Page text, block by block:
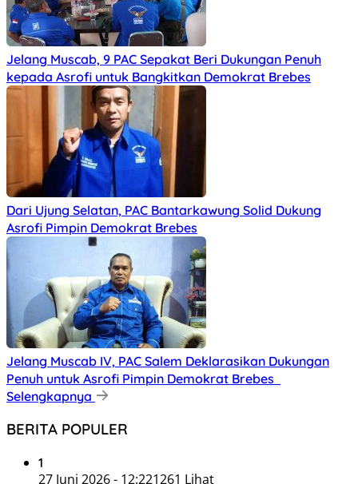
Jelang Muscab, 9 PAC Sepakat Beri Dukungan Penuh
kepada Asrofi untuk Bangkitkan Demokrat Brebes
Dari Ujung Selatan, PAC Bantarkawung Solid Dukung
Asrofi Pimpin Demokrat Brebes
Jelang Muscab IV, PAC Salem Deklarasikan Dukungan
Penuh untuk Asrofi Pimpin Demokrat Brebes
Selengkapnya
BERITA POPULER
1
27 Juni 2026 - 12:221261 Lihat